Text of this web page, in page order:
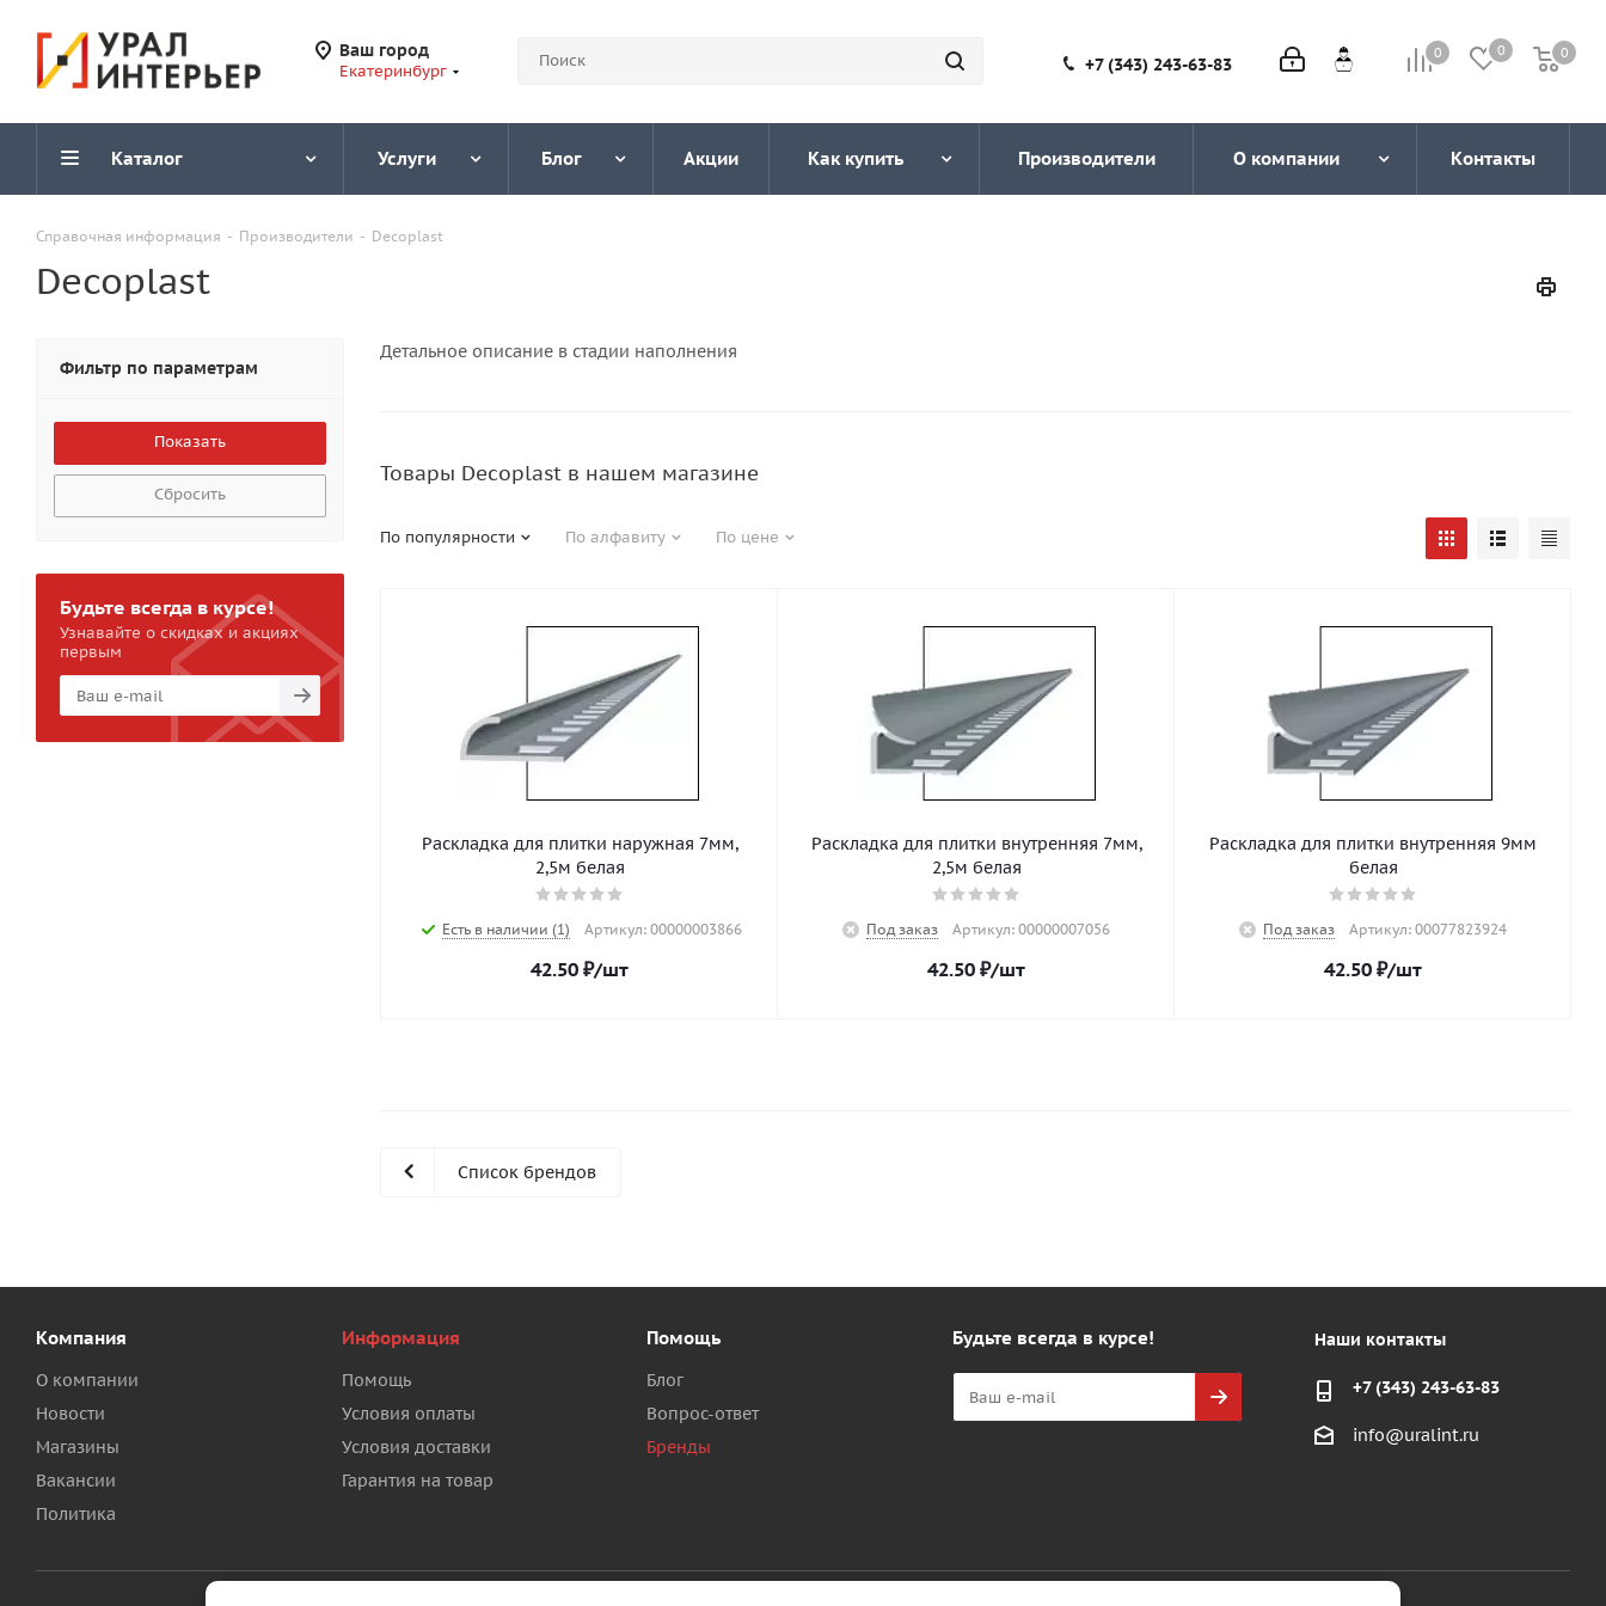
Ваш город
Екатеринбург
0 0 0
0
+7 (343) 243-63-83
Каталог Услуги Блог Акции Как купить Производители О компании Контакты
Справочная информация - Производители - Decoplast
Decoplast
Детальное описание в стадии наполнения
Товары Decoplast в нашем магазине
По популярности По алфавиту По цене
Раскладка для плитки наружная 7мм,
2,5м белая
Есть в наличии (1) Артикул: 00000003866
42.50 ₽/шт
Раскладка для плитки внутренняя 7мм,
2,5м белая
Под заказ Артикул: 00000007056
42.50 ₽/шт
Раскладка для плитки внутренняя 9мм
белая
Под заказ Артикул: 00077823924
42.50 ₽/шт
Список брендов
Фильтр по параметрам
Сбросить
Будьте всегда в курсе!
Узнавайте о скидках и акциях
первым
Компания
О компании
Новости
Магазины
Вакансии
Политика
Информация
Помощь
Условия оплаты
Условия доставки
Гарантия на товар
Помощь
Блог
Вопрос-ответ
Бренды
Будьте всегда в курсе! Наши контакты
+7 (343) 243-63-83
info@uralint.ru